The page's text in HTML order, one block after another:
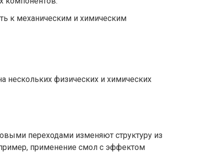
к механическим и химическим
физических и химических
переходами изменяют структуру из
применение смол с эффектом